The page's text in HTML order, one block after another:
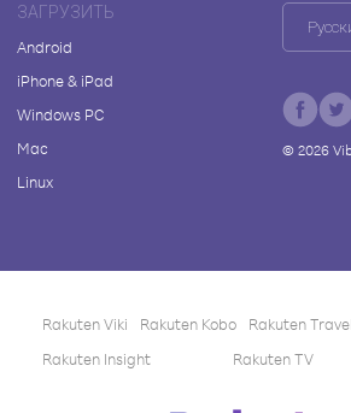
ЗАГРУЗИТЬ
Android
iPhone & iPad
Windows PC
Mac
Linux
© 2026
Rakuten Viki Rakuten Kobo Rakuten Travel
Rakuten Insight
Rakuten TV